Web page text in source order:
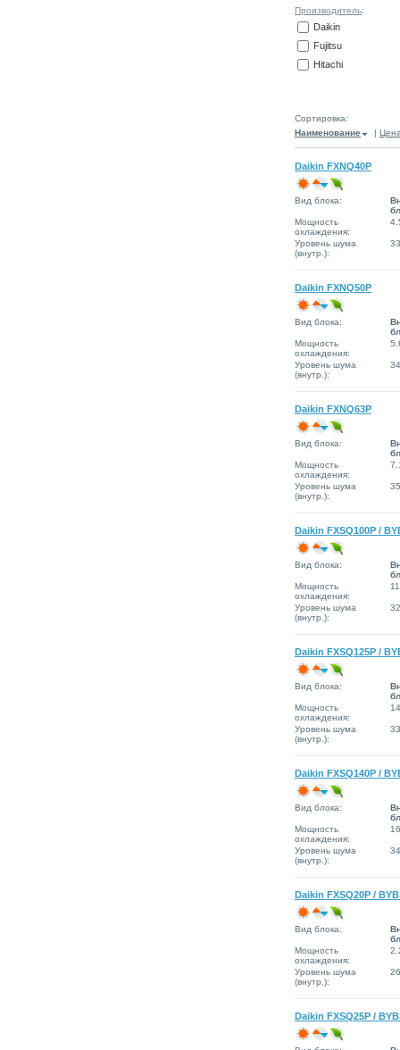
Производитель:
Daikin
Fujitsu
Hitachi
Сортировка:
Наименование
|
Daikin FXNQ40P
Вид блока:
Мощность
охлаждения:
Уровень шума
(внутр.):
Daikin FXNQ50P
Вид блока:
Мощность
охлаждения:
Уровень шума
(внутр.):
Daikin FXNQ63P
Вид блока:
Мощность
охлаждения:
Уровень шума
(внутр.):
Daikin FXSQ100P /
Вид блока:
Мощность
охлаждения:
Уровень шума
(внутр.):
Daikin FXSQ125P /
Вид блока:
Мощность
охлаждения:
Уровень шума
(внутр.):
Daikin FXSQ140P /
Вид блока:
Мощность
охлаждения:
Уровень шума
(внутр.):
Daikin FXSQ20P /
Вид блока:
Мощность
охлаждения:
Уровень шума
(внутр.):
Daikin FXSQ25P /